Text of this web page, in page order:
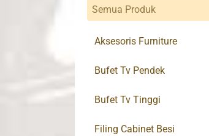
Semua Produk
Aksesoris Furniture
Bufet Tv Pendek
Bufet Tv Tinggi
Filing Cabinet Besi